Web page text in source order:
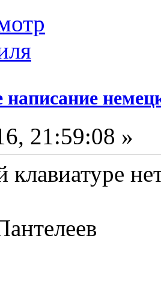
21:59:08 »
клавиатуре